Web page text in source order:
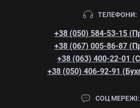
ТЕЛЕФОНИ:
+38 (050) 584-53-15
+38 (067) 005-86-87
+38 (063) 400-22-01
+38 (050) 406-92-91
СОЦ МЕРЕЖІ: